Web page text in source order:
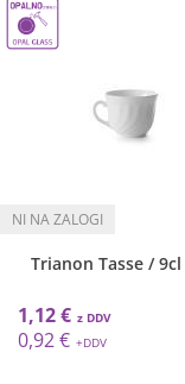
Trianon Tasse / 9cl
1,12 €
0,92 €